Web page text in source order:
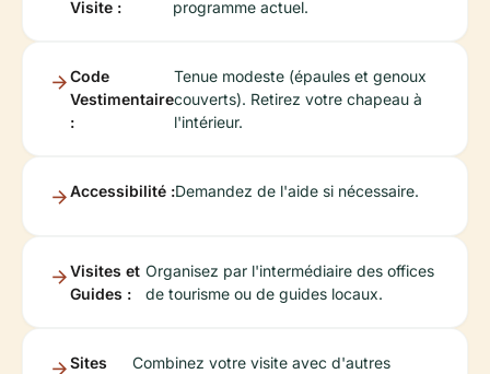
Visite :
programme actuel.
Code
Vestimentaire
:
Tenue modeste (épaules et genoux
couverts). Retirez votre chapeau à
l'intérieur.
Accessibilité :Demandez de l'aide si nécessaire.
Visites et
Guides :
Organisez par l'intermédiaire des offices
de tourisme ou de guides locaux.
Sites
Combinez votre visite avec d'autres